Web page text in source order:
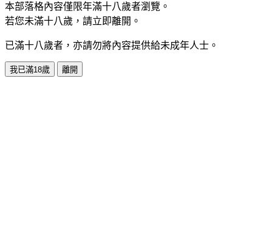
本部落格內容僅限年滿十八歲者瀏覽。
若您未滿十八歲，請立即離開。
已滿十八歲者，亦請勿將內容提供給未成年人士。
我已滿18歲 離開